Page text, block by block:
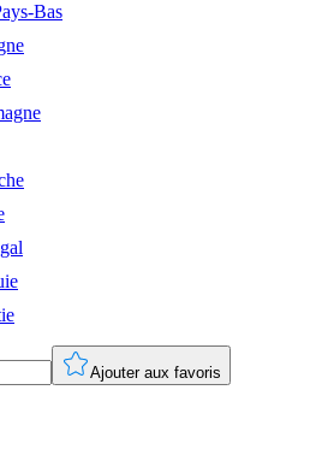
Bas
Ajouter aux favoris